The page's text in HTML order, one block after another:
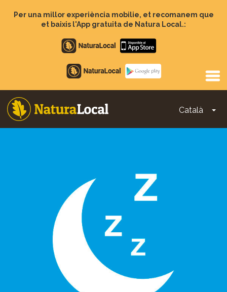
Per una millor experiència mobilie, et recomanem que
et baixis l'App gratuita de Natura Local.:
Apple
store
Google
Play
Català
Main